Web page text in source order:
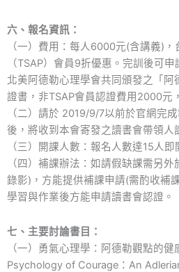
六、報名資訊：
（一）費用：每人6000元(含講義)
（TSAP）會員9折優惠。完訓後可
北美阿德勒心理學會共同頒發之「阿
證書，非TSAP會員認證費用2000元
（二）請於 2019/9/7以前於官網完
後，將收到本會寄發之讀書會帶領人
（三）開課人數：報名人數達15人即
（四）補課辦法：如請假缺課需另
錄影)，方能提供補課申請(需酌收補
學習與作業後方能申請讀書會認證。
七、主要討論書目：
（一）勇氣心理學：阿德勒觀點的
Psychology of Courage：An